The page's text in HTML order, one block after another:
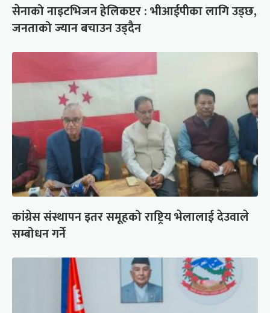
सेनाको नाइटभिजन हेलिकप्टर : भीआईपीका लागि उड्छ,
जनताको ज्यान बचाउन उड्दैन
कांग्रेस संस्थापन इतर समूहको राष्ट्रिय भेलालाई देउवाले
सम्बोधन गर्ने